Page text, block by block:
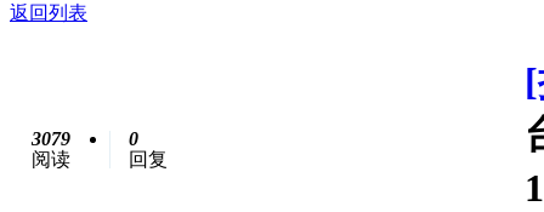
返回列表
3079
阅读
0
回复